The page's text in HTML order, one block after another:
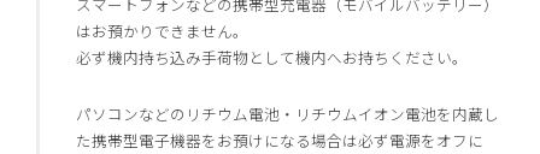
はお預かりできません。
必ず機内持ち込み手荷物として機内へお持ちください。
パソコンなどのリチウム電池・リチウムイオン電池を内蔵し
た携帯型電子機器をお預けになる場合は必ず電源をオフに